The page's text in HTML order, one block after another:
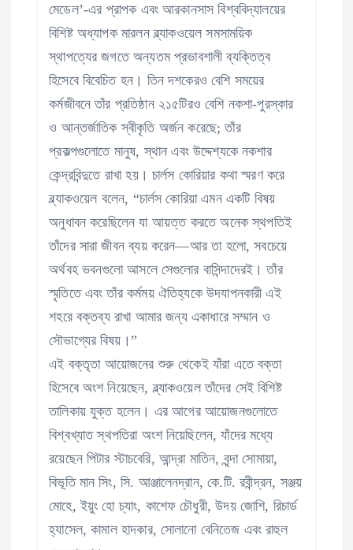
মেডেল’-এর প্রাপক এবং আরকানসাস বিশ্ববিদ্যালয়ের
বিশিষ্ট অধ্যাপক মারলন ব্ল্যাকওয়েল সমসাময়িক
স্থাপত্যের জগতে অন্যতম প্রভাবশালী ব্যক্তিত্ব
হিসেবে বিবেচিত হন। তিন দশকেরও বেশি সময়ের
কর্মজীবনে তাঁর প্রতিষ্ঠান ২১৫টিরও বেশি নকশা-পুরস্কার
ও আন্তর্জাতিক স্বীকৃতি অর্জন করেছে; তাঁর
প্রকল্পগুলোতে মানুষ, স্থান এবং উদ্দেশ্যকে নকশার
কেন্দ্রবিন্দুতে রাখা হয়। চার্লস কোরিয়ার কথা স্মরণ করে
ব্ল্যাকওয়েল বলেন, “চার্লস কোরিয়া এমন একটি বিষয়
অনুধাবন করেছিলেন যা আয়ত্ত করতে অনেক স্থপতিই
তাঁদের সারা জীবন ব্যয় করেন—আর তা হলো, সবচেয়ে
অর্থবহ ভবনগুলো আসলে সেগুলোর বাসিন্দাদেরই। তাঁর
স্মৃতিতে এবং তাঁর কর্মময় ঐতিহ্যকে উদযাপনকারী এই
শহরে বক্তব্য রাখা আমার জন্য একাধারে সম্মান ও
সৌভাগ্যের বিষয়।”
এই বক্তৃতা আয়োজনের শুরু থেকেই যাঁরা এতে বক্তা
হিসেবে অংশ নিয়েছেন, ব্ল্যাকওয়েল তাঁদের সেই বিশিষ্ট
তালিকায় যুক্ত হলেন। এর আগের আয়োজনগুলোতে
বিশ্বখ্যাত স্থপতিরা অংশ নিয়েছিলেন, যাঁদের মধ্যে
রয়েছেন পিটার স্টাচবেরি, আন্দ্রা মাতিন, বৃন্দা সোমায়া,
বিভূতি মান সিং, সি. আঞ্জালেনদ্রান, কে.টি. রবীন্দ্রন, সঞ্জয়
মোহে, ইয়ুং হো চ্যাং, কাশেফ চৌধুরী, উদয় জোশি, রিচার্ড
হ্যাসেল, কামাল হাদকার, সোলানো বেনিতেজ এবং রাহুল